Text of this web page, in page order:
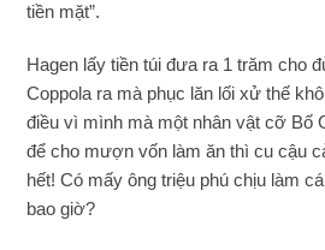
tiền mặt”.
Hagen lấy tiền túi đưa ra 1 trăm cho
Coppola ra mà phục lăn lối xử thế
điều vì mình mà một nhân vật cỡ Bố
để cho mượn vốn làm ăn thì cu cậu
hết! Có mấy ông triệu phú chịu làm
bao giờ?